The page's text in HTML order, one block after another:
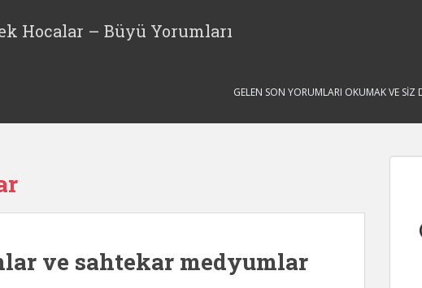
Hocalar – Büyü Yorumları
GELEN SON YORUMLARI OKUMAK VE
ve sahtekar medyumlar